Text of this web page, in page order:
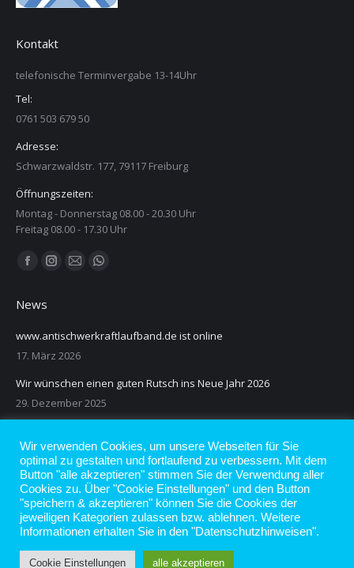
Kontakt
telefonische Terminvergabe 13-14Uhr
Tel:
0761 503 679 50
Adresse:
Schwarzwaldstr. 177, 79117 Freiburg
Öffnungszeiten:
Montag - Donnerstag 08.00 - 20.30 Uhr
Freitag 08.00 - 17.30 Uhr
Finden Sie uns auf:
Facebook
opens
in
new
Instagram
in
new
opens
in
Whatsapp
in
News
www.antischwerkraftlaufband.de ist online
17. März 2026
Wir wünschen einen guten Rutsch ins Neue Jahr 2026
29. Dezember 2025
aufnehmen.
26. November 2025
Wir verwenden Cookies, um unsere Webseiten für Sie
optimal zu gestalten und fortlaufend zu verbessern. Mit dem
Button "alle akzeptieren" stimmen Sie der Verwendung aller
Cookies zu. Über "Cookie Einstellungen" und den Button
"speichern & akzeptieren" können Sie die Cookies der
jeweiligen Kategorien zulassen bzw. ablehnen. Weitere
Informationen erhalten Sie in den "Datenschutzhinweisen".
Cookie Einstellungen alle akzeptieren